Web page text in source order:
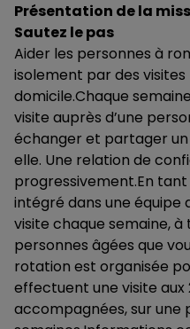
Présentation de la
Sautez le pas
Aider les personnes à
isolement par des
domicile.Chaque
visite auprès d’une
échanger et partager
elle. Une relation de
progressivement.En
intégré dans une équipe
visite chaque semaine, à
personnes âgées que
rotation est organisée
effectuent une visite aux
accompagnées, sur une